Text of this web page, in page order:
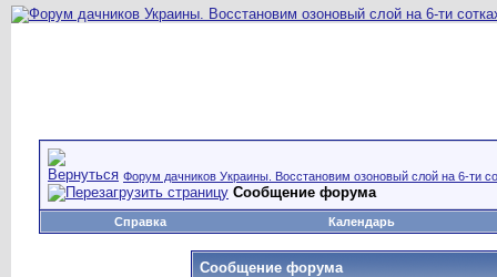
Форум дачников Украины. Восстановим озоновый слой на 6-ти
Сообщение форума
Справка Календарь
Сообщение форума